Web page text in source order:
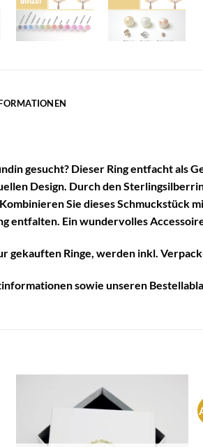
gesucht? Dieser Ring entfacht als
Design. Durch den
Sie dieses Schmuckstück
entfalten. Ein wundervolles
gekauften Ringe, werden inkl.
sowie unseren